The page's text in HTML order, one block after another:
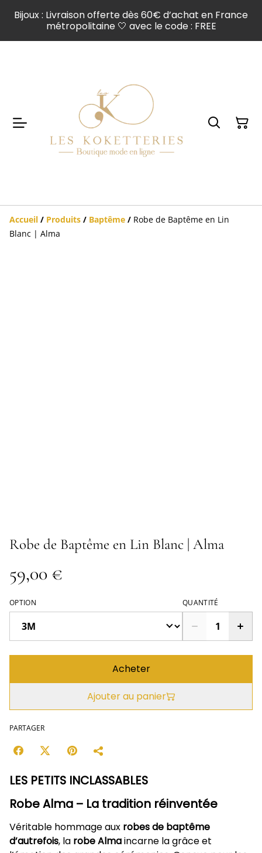
Bijoux : Livraison offerte dès 60€ d’achat en France
métropolitaine 🤍 avec le code : FREE
Accueil / Produits / Baptême / Robe de Baptême en Lin
Blanc | Alma
Robe de Baptême en Lin Blanc | Alma
59,00 €
OPTION QUANTITÉ
Acheter
Ajouter au panier
PARTAGER
LES PETITS INCLASSABLES
Robe Alma – La tradition réinventée
Véritable hommage aux robes de baptême
d’autrefois, la robe Almaincarne la grâce et